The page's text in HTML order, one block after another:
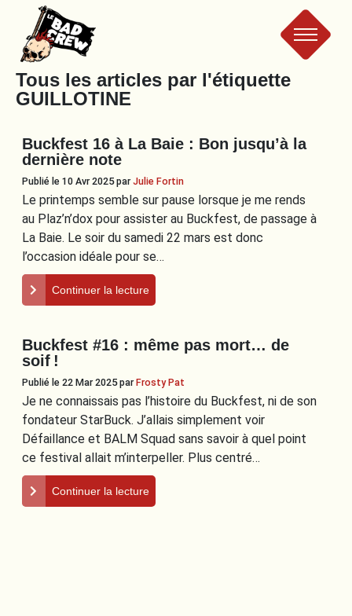
Le
Bad
Crew
Tous les articles par l'étiquette
GUILLOTINE
Buckfest 16 à La Baie : Bon jusqu’à la
dernière note
Publié le 10 Avr 2025parJulie Fortin
Le printemps semble sur pause lorsque je me rends
au Plaz’n’dox pour assister au Buckfest, de passage à
La Baie. Le soir du samedi 22 mars est donc
l’occasion idéale pour se…
Continuer la lecture
Buckfest #16 : même pas mort… de
soif !
Publié le 22 Mar 2025parFrosty Pat
Je ne connaissais pas l’histoire du Buckfest, ni de son
fondateur StarBuck. J’allais simplement voir
Défaillance et BALM Squad sans savoir à quel point
ce festival allait m’interpeller. Plus centré…
Continuer la lecture